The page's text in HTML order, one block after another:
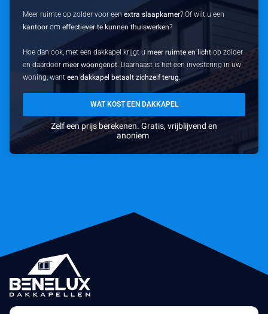
Meer ruimte op zolder voor eenextra slaapkamer? Of wilt u een
kantoor omeffectiever te kunnen thuiswerken?
Hoe dan ook, met een dakkapel krijgt umeer ruimte en licht op zolder
en daardoormeer woongenot . Daarnaast is het een investering in uw
woning, wanteen dakkapel betaalt zichzelf terug
WAT KOST EEN DAKKAPEL
Zelf een prijs berekenen. Gratis, vrijblijvend en
anoniem